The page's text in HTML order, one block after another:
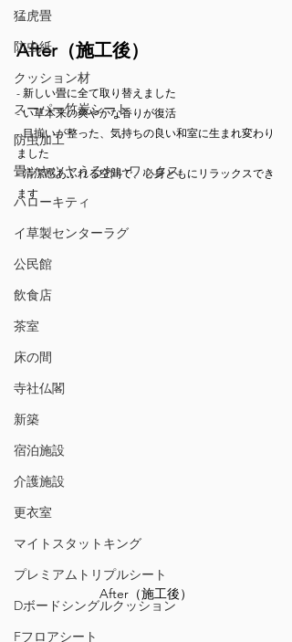
猛虎畳
防虫紙
クッション材
スーパー竹炭シート
防虫加工
畳ツヤツヤうるおいワックス
ハローキティ
イ草製センターラグ
公民館
飲食店
茶室
床の間
寺社仏閣
新築
宿泊施設
介護施設
更衣室
マイトスタットキング
プレミアムトリプルシート
Dボードシングルクッション
Fフロアシート
After（施工後）
- 新しい畳に全て取り替えました
- い草本来の爽やかな香りが復活
- 目揃いが整った、気持ちの良い和室に生まれ変わり
ました
- 清潔感あふれる空間で、心身ともにリラックスでき
ます
After（施工後）